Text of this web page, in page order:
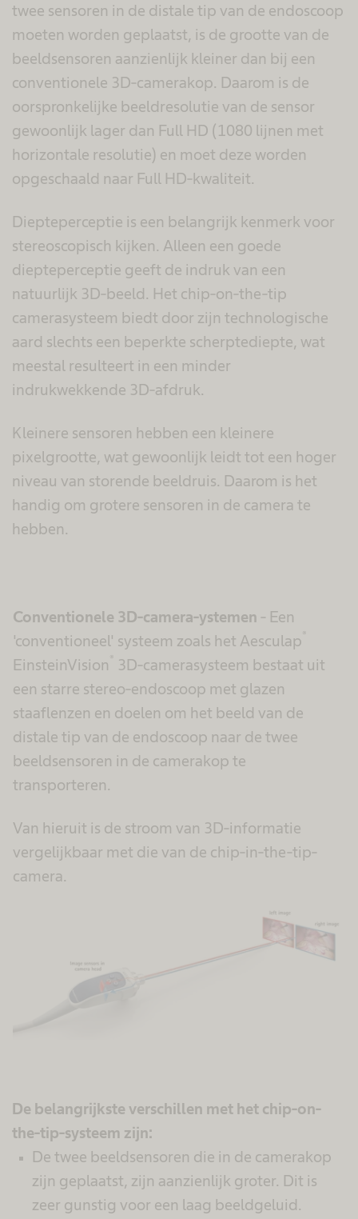
twee sensoren in de distale tip van de endoscoop
moeten worden geplaatst, is de grootte van de
beeldsensoren aanzienlijk kleiner dan bij een
conventionele 3D-camerakop. Daarom is de
oorspronkelijke beeldresolutie van de sensor
gewoonlijk lager dan Full HD (1080 lijnen met
horizontale resolutie) en moet deze worden
opgeschaald naar Full HD-kwaliteit.
Diepteperceptie is een belangrijk kenmerk voor
stereoscopisch kijken. Alleen een goede
diepteperceptie geeft de indruk van een
natuurlijk 3D-beeld. Het chip-on-the-tip
camerasysteem biedt door zijn technologische
aard slechts een beperkte scherptediepte, wat
meestal resulteert in een minder
indrukwekkende 3D-afdruk.
Kleinere sensoren hebben een kleinere
pixelgrootte, wat gewoonlijk leidt tot een hoger
niveau van storende beeldruis. Daarom is het
handig om grotere sensoren in de camera te
hebben.
Conventionele 3D-camera-ystemen - Een
'conventioneel' systeem zoals het Aesculap
EinsteinVision
3D-camerasysteem bestaat uit
een starre stereo-endoscoop met glazen
staaflenzen en doelen om het beeld van de
distale tip van de endoscoop naar de twee
beeldsensoren in de camerakop te
transporteren.
Van hieruit is de stroom van 3D-informatie
vergelijkbaar met die van de chip-in-the-tip-
camera.
De belangrijkste verschillen met het chip-on-
the-tip-systeem zijn:
De twee beeldsensoren die in de camerakop
zijn geplaatst, zijn aanzienlijk groter. Dit is
zeer gunstig voor een laag beeldgeluid.